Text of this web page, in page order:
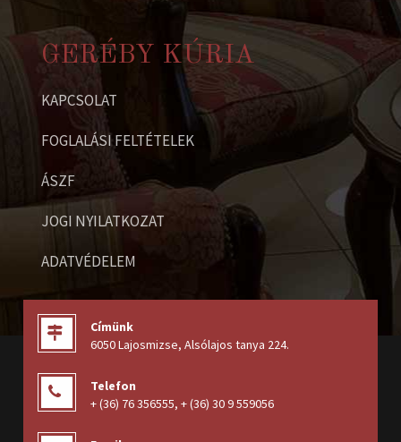
GERÉBY KÚRIA
KAPCSOLAT
FOGLALÁSI FELTÉTELEK
ÁSZF
JOGI NYILATKOZAT
ADATVÉDELEM
Címünk
6050 Lajosmizse, Alsólajos tanya 224.
Telefon
+ (36) 76 356555, + (36) 30 9 559056